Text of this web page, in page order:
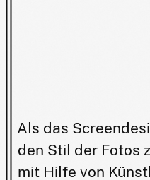
Als das
den Stil der Fotos
mit Hilfe von